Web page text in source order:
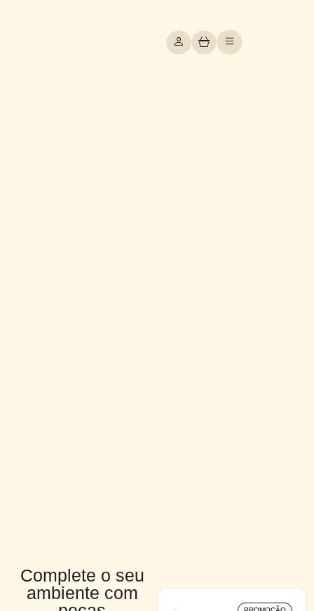
Complete o seu
ambiente com